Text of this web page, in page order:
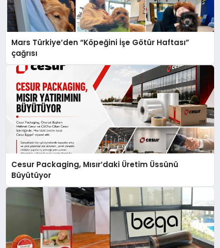
Mars Türkiye’den “Köpeğini İşe Götür Haftası”
çağrısı
Cesur Packaging, Mısır’daki Üretim Üssünü
Büyütüyor